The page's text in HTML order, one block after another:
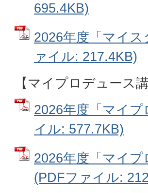
695.4KB)
2026年度「マイ
ァイル: 217.4KB)
【マイプロデュース講
2026年度「マイ
イル: 577.7KB)
2026年度「マイ
(PDFファイル: